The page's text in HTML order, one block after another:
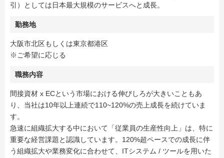
引）としては日本最大規模のサービスへと成長。
勤務地
大阪市北区もしくは東京都港区
※ご希望に応じる
職務内容
間接資材 x ECという市場における伸びしろが大きいこともあ
り、当社は10年以上連続で110~120%の売上成長を続けていま
す。
急速に組織拡大する中において「従業員の生産性向上」は、特に
重要な経営課題と認識しています。120%超ペースでの成長に伴
う組織拡大や業務変化に合わせて、ITシステム / ツールを用いた